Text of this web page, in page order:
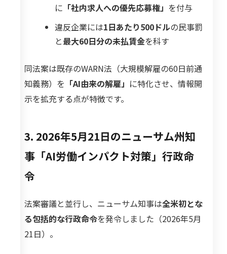
に 「社内求人への優先応募権」 を付与
違反企業には1日あたり500ドルの民事罰
と最大60日分の未払賃金を科す
同法案は既存のWARN法（大規模解雇の60日前通
知義務）を 「AI由来の解雇」 に特化させ、情報開
示を拡充する点が特徴です。
3. 2026年5月21日のニューサム州知
事「AI労働インパクト対策」行政命
令
法案審議と並行し、ニューサム知事は全米初とな
る包括的な行政命令を発令しました（2026年5月
21日）。